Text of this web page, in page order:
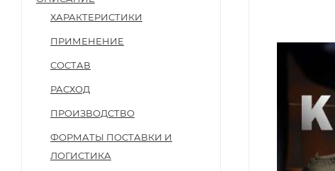
ХАРАКТЕРИСТИКИ
ПРИМЕНЕНИЕ
СОСТАВ
РАСХОД
ПРОИЗВОДСТВО
ФОРМАТЫ ПОСТАВКИ И
ЛОГИСТИКА